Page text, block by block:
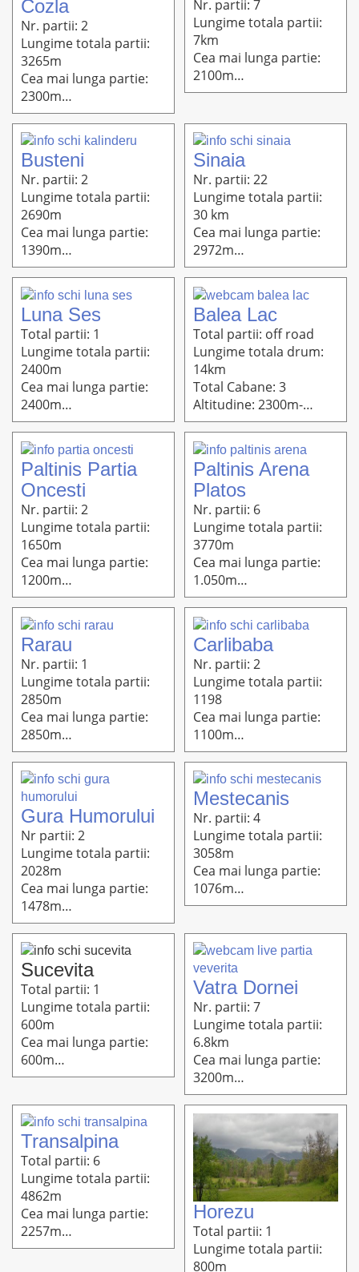
Cozla
Nr. partii: 2
Lungime totala partii:
3265m
Cea mai lunga partie:
2300m
Altitudine: 647m-387m
Nr. partii: 7
Lungime totala partii:
7km
Cea mai lunga partie:
2100m
Altitudine: 1540m-928m
Busteni
Nr. partii: 2
Lungime totala partii:
2690m
Cea mai lunga partie:
1390m
Altitudine: 1295m-
1000m
Sinaia
Nr. partii: 22
Lungime totala partii:
30 km
Cea mai lunga partie:
2972m
Altitudine: 2090m-
1006m
Luna Ses
Total partii: 1
Lungime totala partii:
2400m
Cea mai lunga partie:
2400m
Altitudine: 1200m-800m
Balea Lac
Total partii: off road
Lungime totala drum:
14km
Total Cabane: 3
Altitudine: 2300m-
1234m
Paltinis Partia
Oncesti
Nr. partii: 2
Lungime totala partii:
1650m
Cea mai lunga partie:
1200m
Altitudine: 1450m-
1209m
Paltinis Arena
Platos
Nr. partii: 6
Lungime totala partii:
3770m
Cea mai lunga partie:
1.050m
Altitudine: 1550m-
1450m
Rarau
Nr. partii: 1
Lungime totala partii:
2850m
Cea mai lunga partie:
2850m
Altitudine: 1220m-765m
Carlibaba
Nr. partii: 2
Lungime totala partii:
1198
Cea mai lunga partie:
1100m
Altitudine: 1210m-
1003m
Gura Humorului
Nr partii: 2
Lungime totala partii:
2028m
Cea mai lunga partie:
1478m
Altitudine: 756m-473m
Mestecanis
Nr. partii: 4
Lungime totala partii:
3058m
Cea mai lunga partie:
1076m
Altitudine: 1251m-
Sucevita
Total partii: 1
Lungime totala partii:
600m
Cea mai lunga partie:
600m
Altitudine: 655m-551m
Vatra Dornei
Nr. partii: 7
Lungime totala partii:
6.8km
Cea mai lunga partie:
3200m
Altitudine: 1301m-780m
Transalpina
Total partii: 6
Lungime totala partii:
4862m
Cea mai lunga partie:
2257m
Altitudine : 1974m-
Horezu
Total partii: 1
Lungime totala partii:
800m